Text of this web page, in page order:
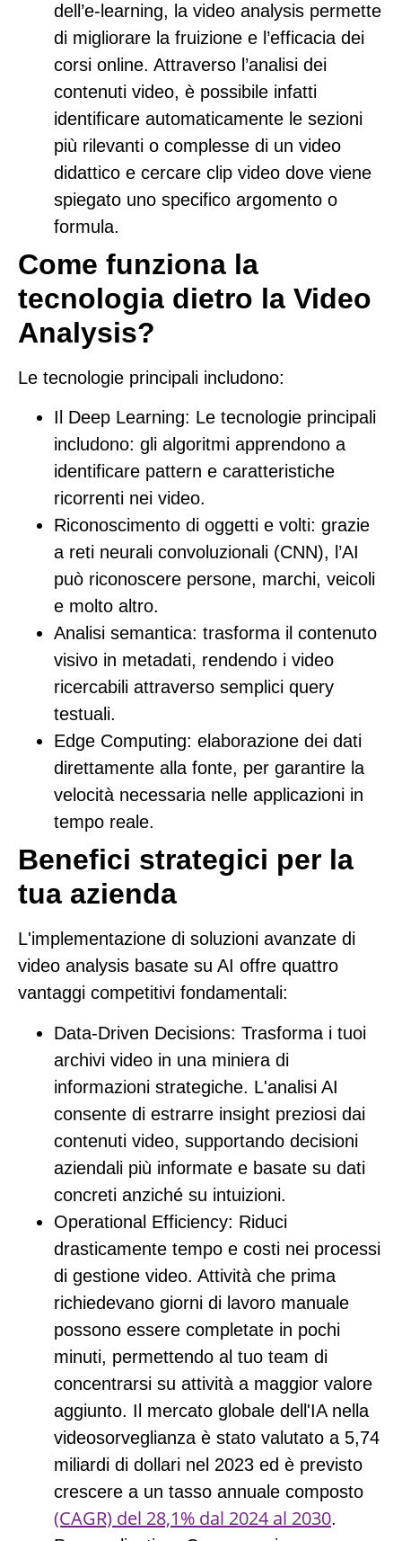
dell’e-learning, la video analysis permette
di migliorare la fruizione e l’efficacia dei
corsi online. Attraverso l’analisi dei
contenuti video, è possibile infatti
identificare automaticamente le sezioni
più rilevanti o complesse di un video
didattico e cercare clip video dove viene
spiegato uno specifico argomento o
formula.
Come funziona la
tecnologia dietro la Video
Analysis?
Le tecnologie principali includono:
Il Deep Learning: Le tecnologie principali
includono: gli algoritmi apprendono a
identificare pattern e caratteristiche
ricorrenti nei video.
Riconoscimento di oggetti e volti: grazie
a reti neurali convoluzionali (CNN), l’AI
può riconoscere persone, marchi, veicoli
e molto altro.
Analisi semantica: trasforma il contenuto
visivo in metadati, rendendo i video
ricercabili attraverso semplici query
testuali.
Edge Computing: elaborazione dei dati
direttamente alla fonte, per garantire la
velocità necessaria nelle applicazioni in
tempo reale.
Benefici strategici per la
tua azienda
L'implementazione di soluzioni avanzate di
video analysis basate su AI offre quattro
vantaggi competitivi fondamentali:
Data-Driven Decisions: Trasforma i tuoi
archivi video in una miniera di
informazioni strategiche. L'analisi AI
consente di estrarre insight preziosi dai
contenuti video, supportando decisioni
aziendali più informate e basate su dati
concreti anziché su intuizioni.
Operational Efficiency: Riduci
drasticamente tempo e costi nei processi
di gestione video. Attività che prima
richiedevano giorni di lavoro manuale
possono essere completate in pochi
minuti, permettendo al tuo team di
concentrarsi su attività a maggior valore
aggiunto. Il mercato globale dell'IA nella
videosorveglianza è stato valutato a 5,74
miliardi di dollari nel 2023 ed è previsto
crescere a un tasso annuale composto
(CAGR) del 28,1% dal 2024 al 2030.